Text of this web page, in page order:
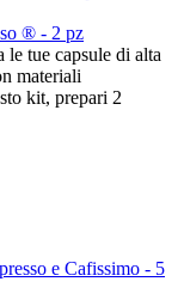
® - 2 pz
tue capsule di alta
materiali
kit, prepari 2